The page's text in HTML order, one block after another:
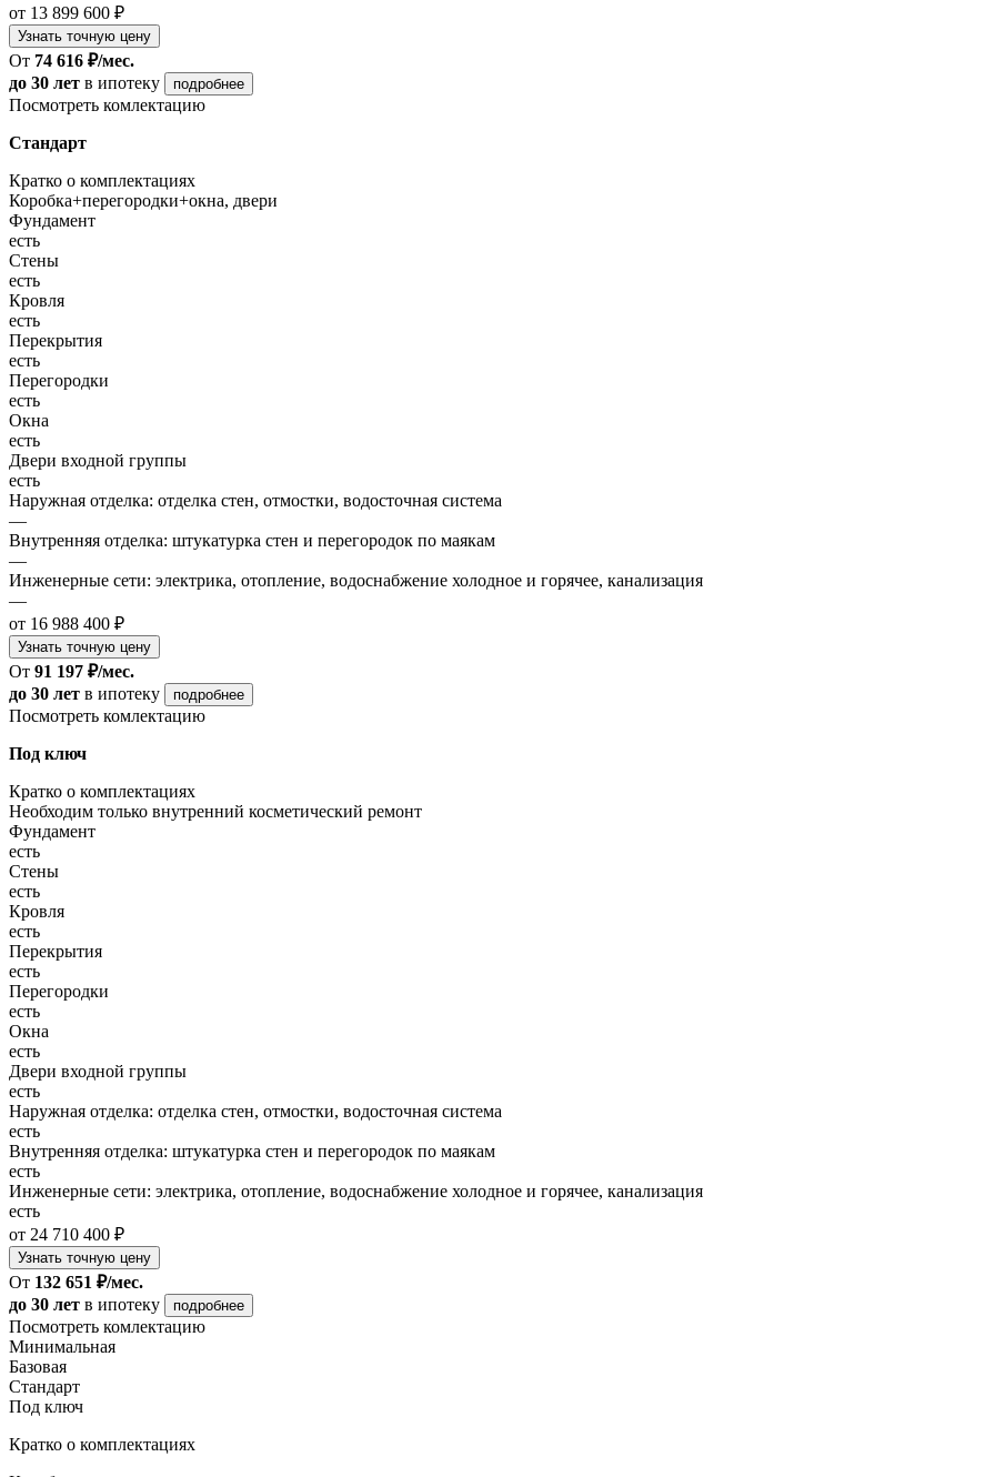
от 13 899 600 ₽
Узнать точную цену
От 74 616 ₽/мес.
до 30 лет в ипотеку подробнее
Посмотреть комлектацию
Стандарт
Кратко о комплектациях
Коробка+перегородки+окна, двери
Фундамент
есть
Стены
есть
Кровля
есть
Перекрытия
есть
Перегородки
есть
Окна
есть
Двери входной группы
есть
Наружная отделка: отделка стен, отмостки, водосточная система
—
Внутренняя отделка: штукатурка стен и перегородок по маякам
—
Инженерные сети: электрика, отопление, водоснабжение холодное и горячее, канализация
—
от 16 988 400 ₽
Узнать точную цену
От 91 197 ₽/мес.
до 30 лет в ипотеку подробнее
Посмотреть комлектацию
Под ключ
Кратко о комплектациях
Необходим только внутренний косметический ремонт
Фундамент
есть
Стены
есть
Кровля
есть
Перекрытия
есть
Перегородки
есть
Окна
есть
Двери входной группы
есть
Наружная отделка: отделка стен, отмостки, водосточная система
есть
Внутренняя отделка: штукатурка стен и перегородок по маякам
есть
Инженерные сети: электрика, отопление, водоснабжение холодное и горячее, канализация
есть
от 24 710 400 ₽
Узнать точную цену
От 132 651 ₽/мес.
до 30 лет в ипотеку подробнее
Посмотреть комлектацию
Минимальная
Базовая
Стандарт
Под ключ
Кратко о комплектациях